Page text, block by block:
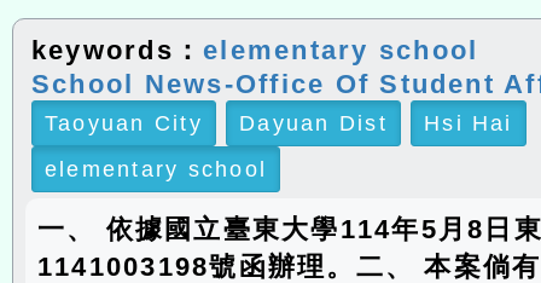
keywords： elementary school
School News-Office Of Student
Taoyuan City Dayuan Dist
Hsi Hai
elementary school
一、 依據國立臺東大學114年5月8日
1141003198號函辦理。二、 本案倘